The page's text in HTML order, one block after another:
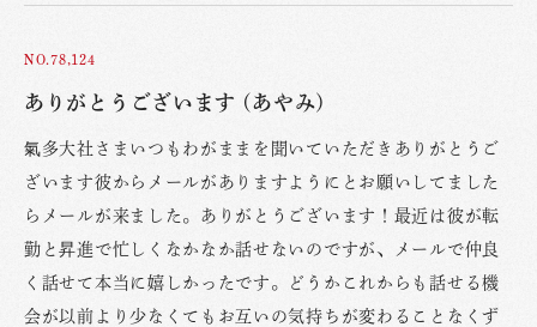
NO.78,124
ありがとうございます (あやみ)
氣多大社さまいつもわがままを聞いていただきありがとうご
ざいます彼からメールがありますようにとお願いしてました
らメールが来ました。ありがとうございます！最近は彼が転
勤と昇進で忙しくなかなか話せないのですが、メールで仲良
く話せて本当に嬉しかったです。どうかこれからも話せる機
会が以前より少なくてもお互いの気持ちが変わることなくず